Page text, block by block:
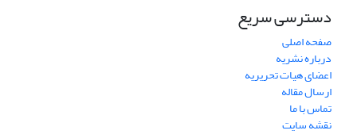
دسترسی سریع
صفحه اصلی
درباره نشریه
اعضای هیات تحریریه
ارسال مقاله
تماس با ما
نقشه سایت